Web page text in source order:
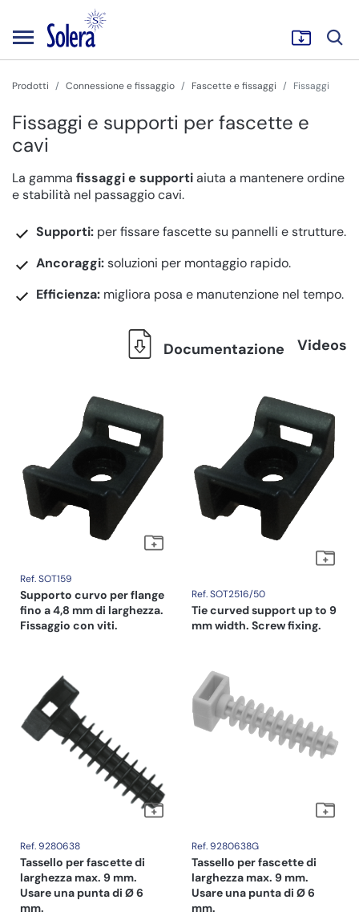
Prodotti Connessione e fissaggio Fascette e fissaggi Fissaggi
Fissaggi e supporti per fascette e
cavi
La gamma fissaggi e supportiaiuta a mantenere ordine
e stabilità nel passaggio cavi.
Supporti: per fissare fascette su pannelli e strutture.
Ancoraggi:soluzioni per montaggio rapido.
Efficienza: migliora posa e manutenzione nel tempo.
Documentazione Videos
Ref. SOT159
Supporto curvo per flange
fino a 4,8 mm di larghezza.
Fissaggio con viti.
Ref. SOT2516/50
Tie curved support up to 9
mm width. Screw fixing.
Ref. 9280638
Tassello per fascette di
larghezza max. 9 mm.
Usare una punta di Ø 6
mm.
Ref. 9280638G
Tassello per fascette di
larghezza max. 9 mm.
Usare una punta di Ø 6
mm.